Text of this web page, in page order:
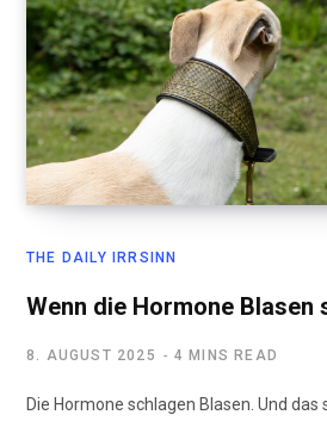
THE DAILY IRRSINN
Wenn die Hormone Blasen
8. AUGUST 2025 4 MINS READ
Die Hormone schlagen Blasen. Und das